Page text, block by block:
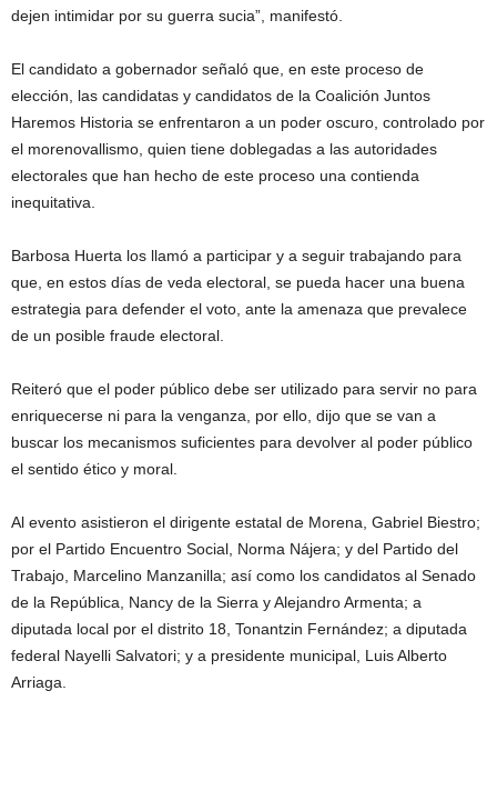
dejen intimidar por su guerra sucia”, manifestó.
El candidato a gobernador señaló que, en este proceso de
elección, las candidatas y candidatos de la Coalición Juntos
Haremos Historia se enfrentaron a un poder oscuro, controlado por
el morenovallismo, quien tiene doblegadas a las autoridades
electorales que han hecho de este proceso una contienda
inequitativa.
Barbosa Huerta los llamó a participar y a seguir trabajando para
que, en estos días de veda electoral, se pueda hacer una buena
estrategia para defender el voto, ante la amenaza que prevalece
de un posible fraude electoral.
Reiteró que el poder público debe ser utilizado para servir no para
enriquecerse ni para la venganza, por ello, dijo que se van a
buscar los mecanismos suficientes para devolver al poder público
el sentido ético y moral.
Al evento asistieron el dirigente estatal de Morena, Gabriel Biestro;
por el Partido Encuentro Social, Norma Nájera; y del Partido del
Trabajo, Marcelino Manzanilla; así como los candidatos al Senado
de la República, Nancy de la Sierra y Alejandro Armenta; a
diputada local por el distrito 18, Tonantzin Fernández; a diputada
federal Nayelli Salvatori; y a presidente municipal, Luis Alberto
Arriaga.